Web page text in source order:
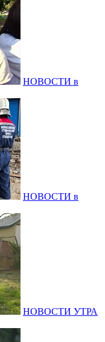
НОВОСТИ в
НОВОСТИ в
НОВОСТИ УТРА